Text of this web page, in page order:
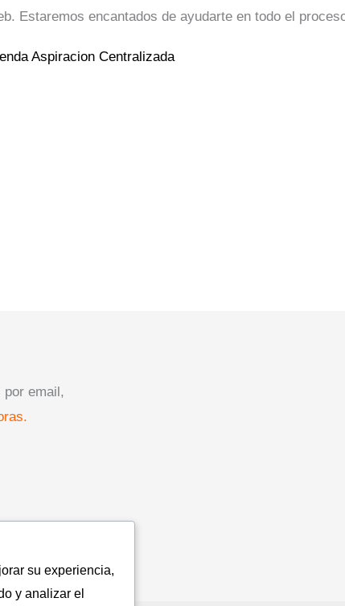
Estaremos encantados de ayudarte en todo el
Aspiracion Centralizada
por email,
su experiencia,
y analizar el